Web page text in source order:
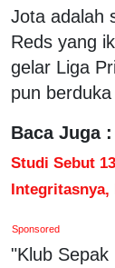
Jota adalah
Reds yang
gelar Liga
pun
Baca Juga :
Studi Sebut
Sponsored
"Klub